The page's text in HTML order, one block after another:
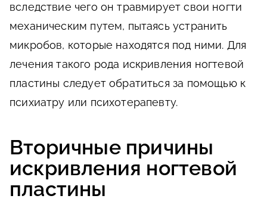
вследствие чего он травмирует свои ногти
механическим путем, пытаясь устранить
микробов, которые находятся под ними. Для
лечения такого рода искривления ногтевой
пластины следует обратиться за помощью к
психиатру или психотерапевту.
Вторичные причины
искривления ногтевой
пластины